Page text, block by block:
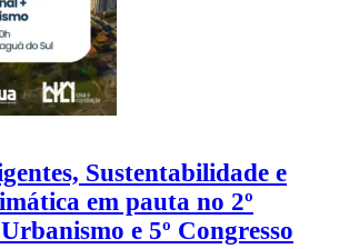
Sustentabilidade e
em pauta no 2º
e 5º Congresso